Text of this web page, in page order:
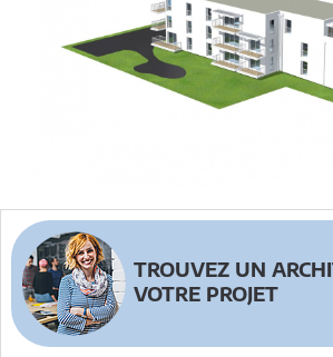
TROUVEZ UN
VOTRE PROJET